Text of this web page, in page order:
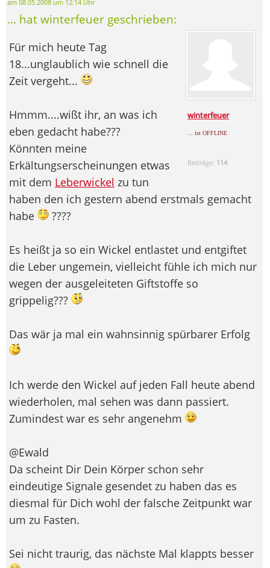
am 08.05.2008 um 12:14 Uhr
... hat winterfeuer geschrieben:
winterfeuer
... ist OFFLINE
Beiträge: 114
Für mich heute Tag
18...unglaublich wie schnell die
Zeit vergeht...
Hmmm....wißt ihr, an was ich
eben gedacht habe???
Könnten meine
Erkältungserscheinungen etwas
mit dem Leberwickel zu tun
haben den ich gestern abend erstmals gemacht
habe
????
Es heißt ja so ein Wickel entlastet und entgiftet
die Leber ungemein, vielleicht fühle ich mich nur
wegen der ausgeleiteten Giftstoffe so
grippelig???
Das wär ja mal ein wahnsinnig spürbarer Erfolg
Ich werde den Wickel auf jeden Fall heute abend
wiederholen, mal sehen was dann passiert.
Zumindest war es sehr angenehm
@Ewald
Da scheint Dir Dein Körper schon sehr
eindeutige Signale gesendet zu haben das es
diesmal für Dich wohl der falsche Zeitpunkt war
um zu Fasten.
Sei nicht traurig, das nächste Mal klappts besser